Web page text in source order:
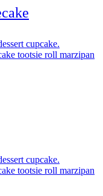
cupcake.
tootsie roll marzipan
cupcake.
tootsie roll marzipan